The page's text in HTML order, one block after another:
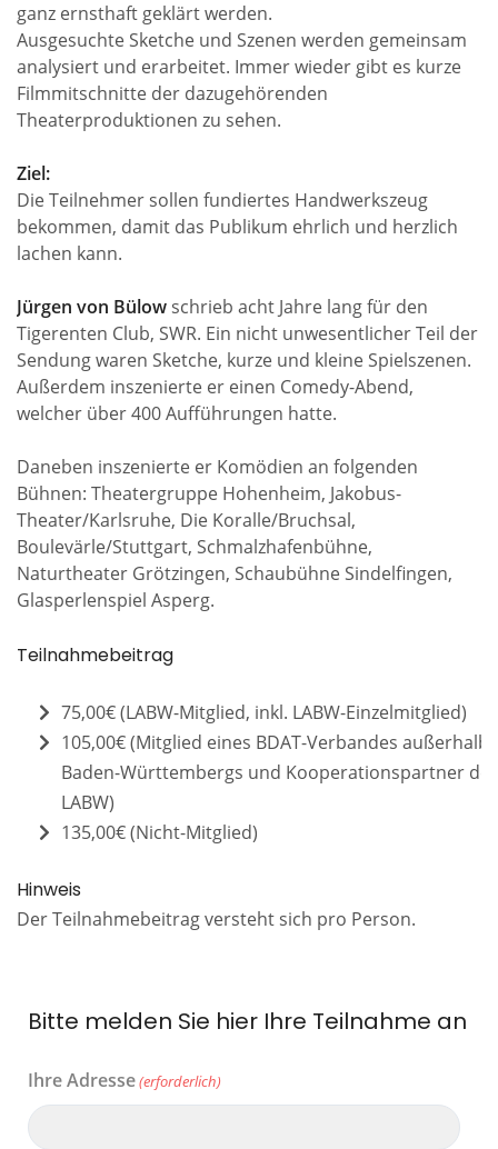
ganz ernsthaft geklärt werden.
Ausgesuchte Sketche und Szenen werden gemeinsam
analysiert und erarbeitet. Immer wieder gibt es kurze
Filmmitschnitte der dazugehörenden
Theaterproduktionen zu sehen.
Ziel:
Die Teilnehmer sollen fundiertes Handwerkszeug
bekommen, damit das Publikum ehrlich und herzlich
lachen kann.
Jürgen von Bülow schrieb acht Jahre lang für den
Tigerenten Club, SWR. Ein nicht unwesentlicher Teil der
Sendung waren Sketche, kurze und kleine Spielszenen.
Außerdem inszenierte er einen Comedy-Abend,
welcher über 400 Aufführungen hatte.
Daneben inszenierte er Komödien an folgenden
Bühnen: Theatergruppe Hohenheim, Jakobus-
Theater/Karlsruhe, Die Koralle/Bruchsal,
Boulevärle/Stuttgart, Schmalzhafenbühne,
Naturtheater Grötzingen, Schaubühne Sindelfingen,
Glasperlenspiel Asperg.
Teilnahmebeitrag
75,00€ (LABW-Mitglied, inkl. LABW-Einzelmitglied)
105,00€ (Mitglied eines BDAT-Verbandes außerhalb
Baden-Württembergs und Kooperationspartner des
LABW)
135,00€ (Nicht-Mitglied)
Hinweis
Der Teilnahmebeitrag versteht sich pro Person.
Bitte melden Sie hier Ihre Teilnahme an
Ihre Adresse(erforderlich)